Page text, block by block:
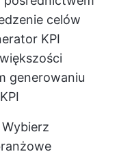
celów
KPI
generowaniu
Wybierz